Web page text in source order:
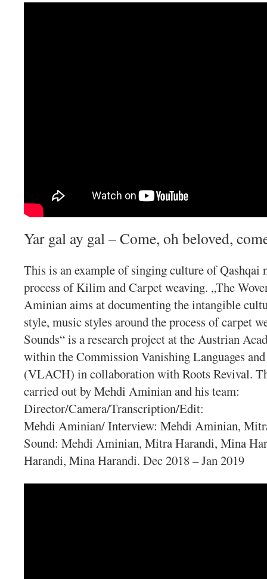
Yar gal ay gal – Come, oh beloved,
This is an example of singing culture of Qashqai
process of Kilim and Carpet weaving. „The
Aminian aims at documenting the intangible
style, music styles around the process of carpet
Sounds“ is a research project at the Austrian
within the Commission Vanishing Languages
(VLACH) in collaboration with Roots Revival.
carried out by Mehdi Aminian and his team:
Director/Camera/Transcription/Edit:
Mehdi Aminian/ Interview: Mehdi Aminian,
Sound: Mehdi Aminian, Mitra Harandi, Mina
Harandi, Mina Harandi. Dec 2018 – Jan 2019